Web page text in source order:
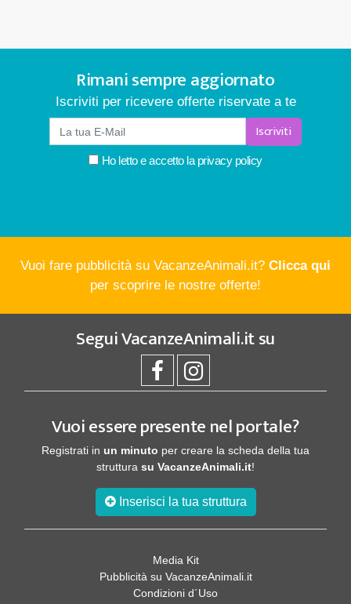
Rimani sempre aggiornato
Iscriviti per ricevere offerte riservate a te
Iscriviti
Ho letto e accetto laprivacy policy
Vuoi fare pubblicità su VacanzeAnimali.it? Clicca qui
per scoprire le nostre offerte!
SeguiVacanzeAnimali.itsu
Vuoi essere presente nel portale?
Registrati in un minuto per creare la scheda della tua
struttura su VacanzeAnimali.it!
Inserisci la tua struttura
Media Kit
Pubblicità su VacanzeAnimali.it
Condizioni d´Uso